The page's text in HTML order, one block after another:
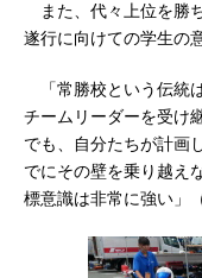
また、代々上位を勝
遂行に向けての学生の
「常勝校という伝統
チームリーダーを受け
でも、自分たちが計画
でにその壁を乗り越え
標意識は非常に強い」